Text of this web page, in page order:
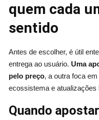
quem cada
sentido
Antes de escolher, é útil
entrega ao usuário. Uma
pelo preço, a outra foca
ecossistema e atualizações
Quando